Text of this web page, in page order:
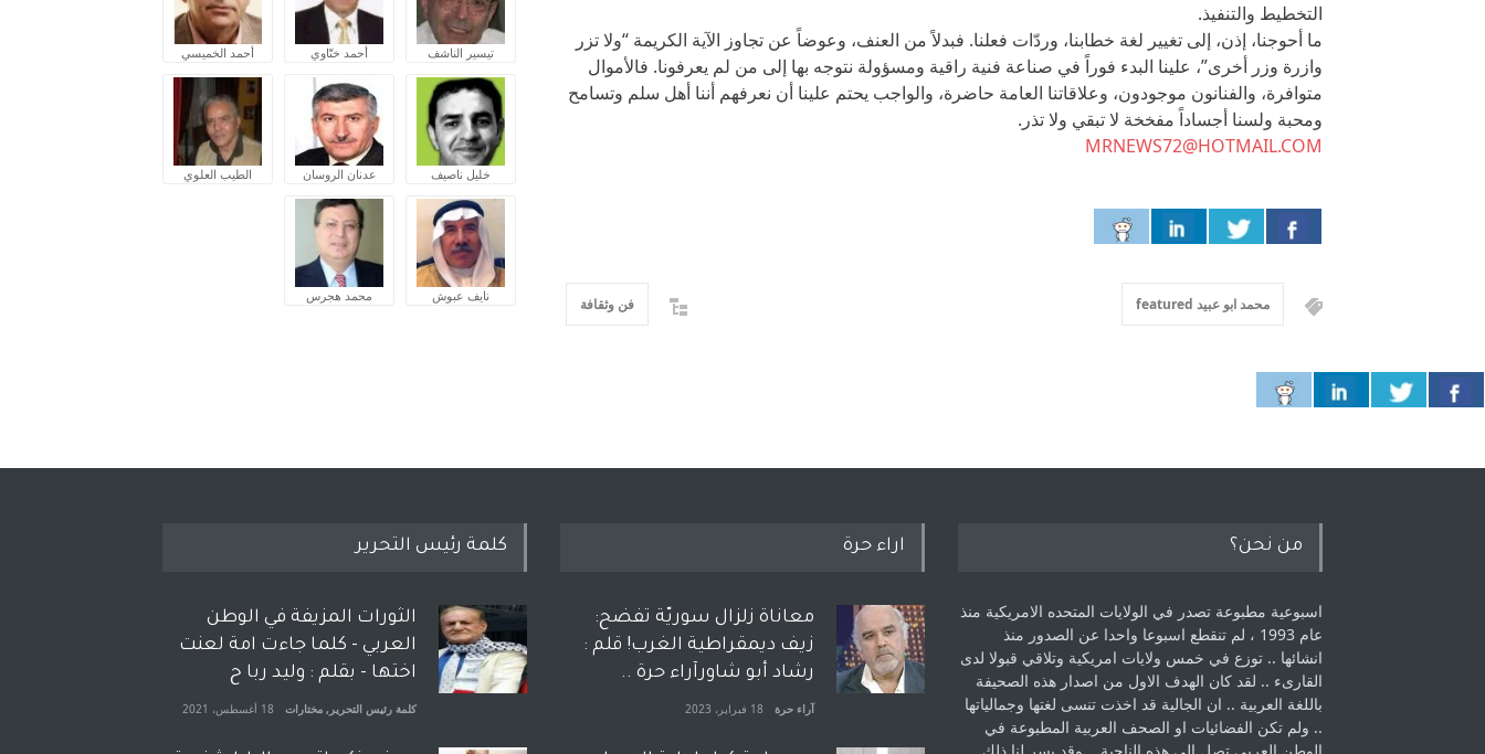
التخطيط والتنفيذ.
ما أحوجنا، إذن، إلى تغيير لغة خطابنا، وردّات فعلنا. فبدلاً من العنف، وعوضاً عن تجاوز الآية الكريمة “ولا تزر
وازرة وزر أخرى”، علينا البدء فوراً في صناعة فنية راقية ومسؤولة نتوجه بها إلى من لم يعرفونا. فالأموال
متوافرة، والفنانون موجودون، وعلاقاتنا العامة حاضرة، والواجب يحتم علينا أن نعرفهم أننا أهل سلم وتسامح
ومحبة ولسنا أجساداً مفخخة لا تبقي ولا تذر.
MRNEWS72@HOTMAIL.COM
محمد ابو عبيد featured فن وثقافة
تيسير الناشف أحمد ختّاوي أحمد الخميسي
خليل ناصيف عدنان الروسان الطيب العلوي
نايف عبوش محمد هجرس
من نحن؟
اسبوعية مطبوعة تصدر في الولايات المتحده الامريكية منذ
عام 1993 ، لم ‏تنقطع اسبوعا واحدا عن الصدور منذ
انشائها .. توزع في خمس ولايات امريكية ‏وتلاقي قبولا لدى
القارىء ..‏ لقد كان الهدف الاول من اصدار هذه الصحيفة
باللغة العربية .. ان الجالية قد اخذت ‏تنسى لغتها وجمالياتها
.. ولم تكن الفضائيات او الصحف العربية المطبوعة في
اراء حرة
معاناة زلزال سوريّة تفضح:
زيف ديمقراطية الغرب! قلم :
رشاد أبو شاورآراء حرة ..
آراء حرة 18 فبراير، 2023
كلمة رئيس التحرير
الثورات المزيفة في الوطن
العربي - كلما جاءت امة لعنت
اختها - بقلم : وليد ربا ح
كلمة رئيس التحرير , مختارات 18 أغسطس، 2021